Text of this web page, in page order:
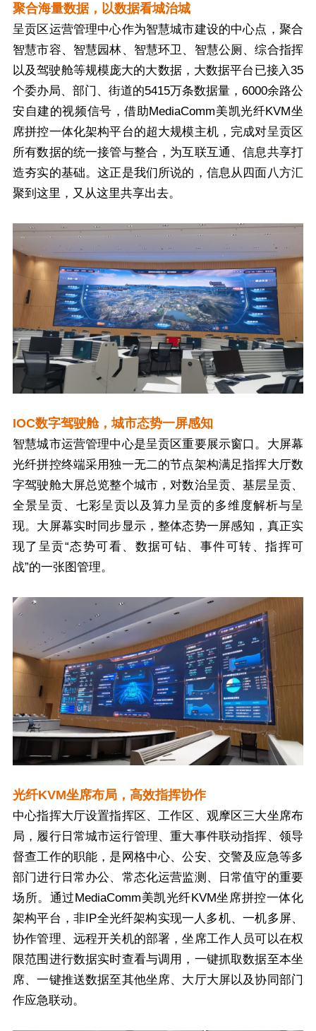
聚合海量数据，以数据看城治城
呈贡区运营管理中心作为智慧城市建设的中心点，聚合
智慧市容、智慧园林、智慧环卫、智慧公厕、综合指挥
以及驾驶舱等规模庞大的大数据，大数据平台已接入35
个委办局、部门、街道的5415万条数据量，6000余路公
安自建的视频信号，借助MediaComm美凯光纤KVM坐
席拼控一体化架构平台的超大规模主机，完成对呈贡区
所有数据的统一接管与整合，为互联互通、信息共享打
造夯实的基础。这正是我们所说的，信息从四面八方汇
聚到这里，又从这里共享出去。
IOC数字驾驶舱，城市态势一屏感知
智慧城市运营管理中心是呈贡区重要展示窗口。大屏幕
光纤拼控终端采用独一无二的节点架构满足指挥大厅数
字驾驶舱大屏总览整个城市，对数治呈贡、基层呈贡、
全景呈贡、七彩呈贡以及算力呈贡的多维度解析与呈
现。大屏幕实时同步显示，整体态势一屏感知，真正实
现了呈贡“态势可看、数据可钻、事件可转、指挥可
战”的一张图管理。
光纤KVM坐席布局，高效指挥协作
中心指挥大厅设置指挥区、工作区、观摩区三大坐席布
局，履行日常城市运行管理、重大事件联动指挥、领导
督查工作的职能，是网格中心、公安、交警及应急等多
部门进行日常办公、常态化运营监测、日常值守的重要
场所。通过MediaComm美凯光纤KVM坐席拼控一体化
架构平台，非IP全光纤架构实现一人多机、一机多屏、
协作管理、远程开关机的部署，坐席工作人员可以在权
限范围进行数据实时查看与调用，一键抓取数据至本坐
席、一键推送数据至其他坐席、大厅大屏以及协同部门
作应急联动。